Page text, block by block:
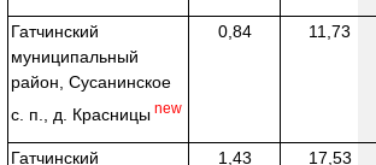
Гатчинский
муниципальный
район, Сусанинское
с. п., д. Красницы new
0,84 11,73
Гатчинский
1,43 17,53